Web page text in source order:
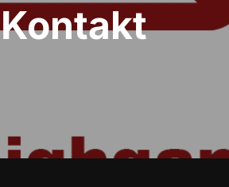
Kontakt